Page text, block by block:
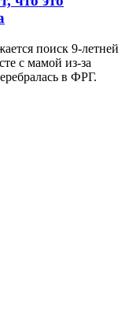
поиск 9-летней
с мамой из-за
в ФРГ.